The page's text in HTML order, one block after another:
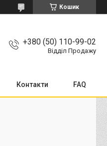
Кошик
+380 (50) 110-99-02
Відділ Продажу
Контакти FAQ